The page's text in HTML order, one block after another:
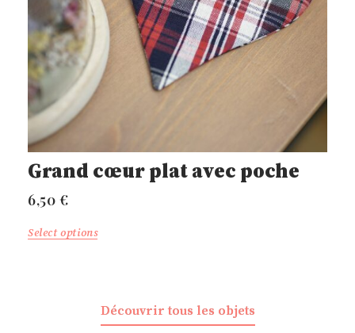
Grand cœur plat avec poche
6,50 €
Select options
Découvrir tous les objets